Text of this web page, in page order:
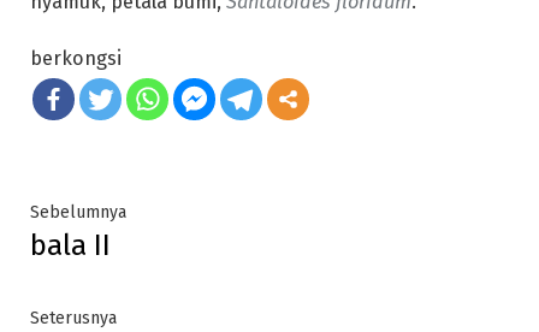
berkongsi
Post
navigation
SebelumnyaPrevious
bala II
SeterusnyaNext